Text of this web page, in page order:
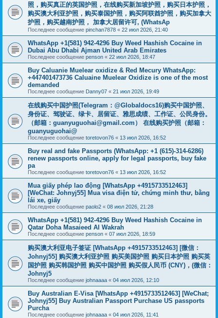
照，购买真正的英国护照，在线购买新加坡护照，购买日本护照，
购买澳大利亚护照，购买泰国护照，购买阿联酋护照，购买加拿大
护照，购买越南护照， 加拿大居留许可, (WhatsAp
Последнее сообщение pinchan7878 « 22 июл 2026, 21:40
WhatsApp +1(581) 942-4296 Buy Weed Hashish Cocaine in
Dubai Abu Dhabi Ajman United Arab Emirates
Последнее сообщение penson « 22 июл 2026, 18:47
Buy Caluanie Muelear oxidize & Red Mecury WhatsApp:
+447401473736 Caluaine Muelear Oxidize is one of the most
demanded
Последнее сообщение Danny07 « 21 июл 2026, 19:49
在线购买中国护照(Telegram：@Globaldocs16)购买中国护照、
身份证、驾驶证、绿卡、居留证、雅思成绩、工作证、公民身份。
（邮箱： guanyuguohai@gmail.com ） 在线购买护照（邮箱：
guanyuguohai@
Последнее сообщение toretovon76 « 13 июл 2026, 16:52
Buy real and fake Passports (WhatsApp: +1 (615)-314-6286)
renew passports online, apply for legal passports, buy fake
pa
Последнее сообщение toretovon76 « 13 июл 2026, 16:52
Mua giấy phép lao động [WhatsApp +4915733512463]
[WeChat: Johnyj55] Mua visa điện tử, chứng minh thư, bằng
lái xe, giấy
Последнее сообщение paolo2 « 08 июл 2026, 21:28
WhatsApp +1(581) 942-4296 Buy Weed Hashish Cocaine in
Qatar Doha Masaieed Al Wakrah
Последнее сообщение penson « 07 июл 2026, 18:59
购买澳大利亚电子签证 [WhatsApp +4915733512463] [微信：
Johnyj55] 购买澳大利亚护照 购买美国护照 购买日本护照 购买英
国护照 购买韩国护照 购买中国护照 购买假人民币 (CNY)，(微信：
Johnyj5
Последнее сообщение johnaaaa « 04 июл 2026, 12:10
Buy Australian E-Visa [WhatsApp +4915733512463] [WeChat;
Johnyj55] Buy Australian Passport Purchase US passports
Purcha
Последнее сообщение johnaaaa « 04 июл 2026, 11:41